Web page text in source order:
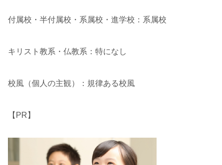
付属校・半付属校・系属校・進学校：系属校
キリスト教系・仏教系：特になし
校風（個人の主観）：規律ある校風
【PR】